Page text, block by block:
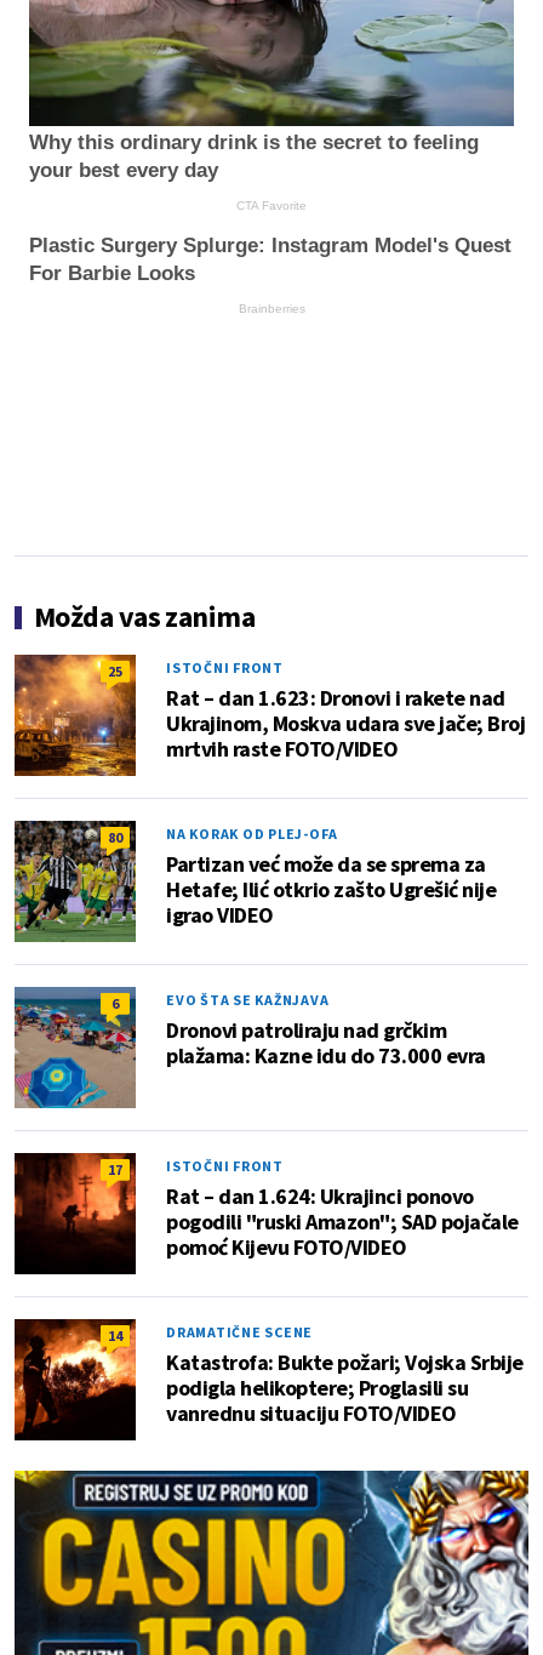
Why this ordinary drink is the secret to feeling
your best every day
CTA Favorite
Plastic Surgery Splurge: Instagram Model's Quest
For Barbie Looks
Brainberries
Možda vas zanima
25 ISTOČNI FRONT
Rat – dan 1.623: Dronovi i rakete nad
Ukrajinom, Moskva udara sve jače; Broj
mrtvih raste FOTO/VIDEO
80 NA KORAK OD PLEJ-OFA
Partizan već može da se sprema za
Hetafe; Ilić otkrio zašto Ugrešić nije
igrao VIDEO
6 EVO ŠTA SE KAŽNJAVA
Dronovi patroliraju nad grčkim
plažama: Kazne idu do 73.000 evra
17 ISTOČNI FRONT
Rat – dan 1.624: Ukrajinci ponovo
pogodili "ruski Amazon"; SAD pojačale
pomoć Kijevu FOTO/VIDEO
14 DRAMATIČNE SCENE
Katastrofa: Bukte požari; Vojska Srbije
podigla helikoptere; Proglasili su
vanrednu situaciju FOTO/VIDEO